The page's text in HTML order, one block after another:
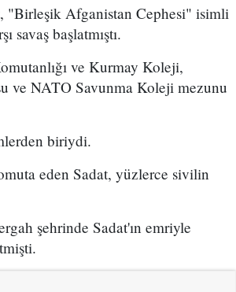
"Birleşik Afganistan Cephesi" isimli
başlatmıştı.
ve Kurmay Koleji,
ve NATO Savunma Koleji mezunu
biriydi.
eden Sadat, yüzlerce sivilin
şehrinde Sadat'ın emriyle